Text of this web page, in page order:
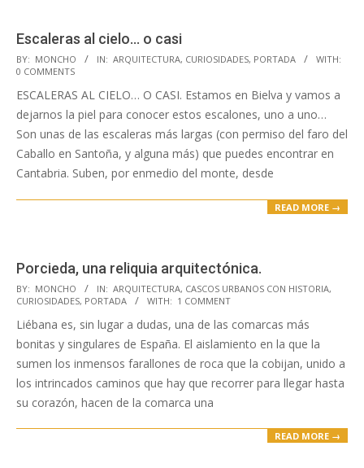
Escaleras al cielo… o casi
2023-
04-
13
BY: MONCHO IN: ARQUITECTURA, CURIOSIDADES, PORTADA
WITH:
0 COMMENTS
ESCALERAS AL CIELO… O CASI. Estamos en Bielva y vamos a
dejarnos la piel para conocer estos escalones, uno a uno…
Son unas de las escaleras más largas (con permiso del faro del
Caballo en Santoña, y alguna más) que puedes encontrar en
Cantabria. Suben, por enmedio del monte, desde
READ MORE →
Porcieda, una reliquia arquitectónica.
2023-
03-
22
BY: MONCHO IN: ARQUITECTURA, CASCOS URBANOS CON HISTORIA,
CURIOSIDADES, PORTADA WITH: 1 COMMENT
Liébana es, sin lugar a dudas, una de las comarcas más
bonitas y singulares de España. El aislamiento en la que la
sumen los inmensos farallones de roca que la cobijan, unido a
los intrincados caminos que hay que recorrer para llegar hasta
su corazón, hacen de la comarca una
READ MORE →